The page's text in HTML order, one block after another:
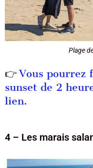
Plage
👉Vous pourrez
sunset de 2
lien.
4 – Les marais